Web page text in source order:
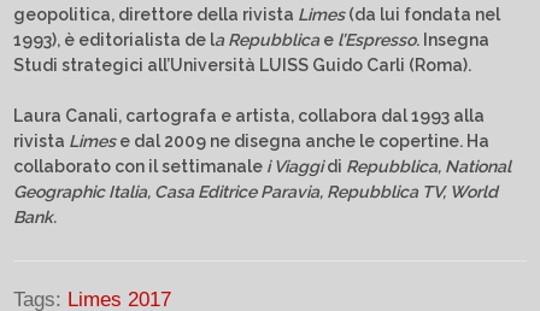
geopolitica, direttore della rivista Limes(da lui fondata nel
1993), è editorialista de la Repubblica e l’Espresso. Insegna
Studi strategici all’Università LUISS Guido Carli (Roma).
Laura Canali, cartografa e artista, collabora dal 1993 alla
rivista Limese dal 2009 ne disegna anche le copertine. Ha
collaborato con il settimanale i Viaggidi Repubblica, National
Geographic Italia, Casa Editrice Paravia, Repubblica TV, World
Bank.
Tags: Limes 2017